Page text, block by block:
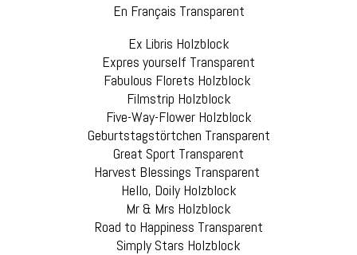
En Français Transparent
Ex Libris Holzblock
Expres yourself Transparent
Fabulous Florets Holzblock
Filmstrip Holzblock
Five-Way-Flower Holzblock
Geburtstagstörtchen Transparent
Great Sport Transparent
Harvest Blessings Transparent
Hello, Doily Holzblock
Mr & Mrs Holzblock
Road to Happiness Transparent
Simply Stars Holzblock